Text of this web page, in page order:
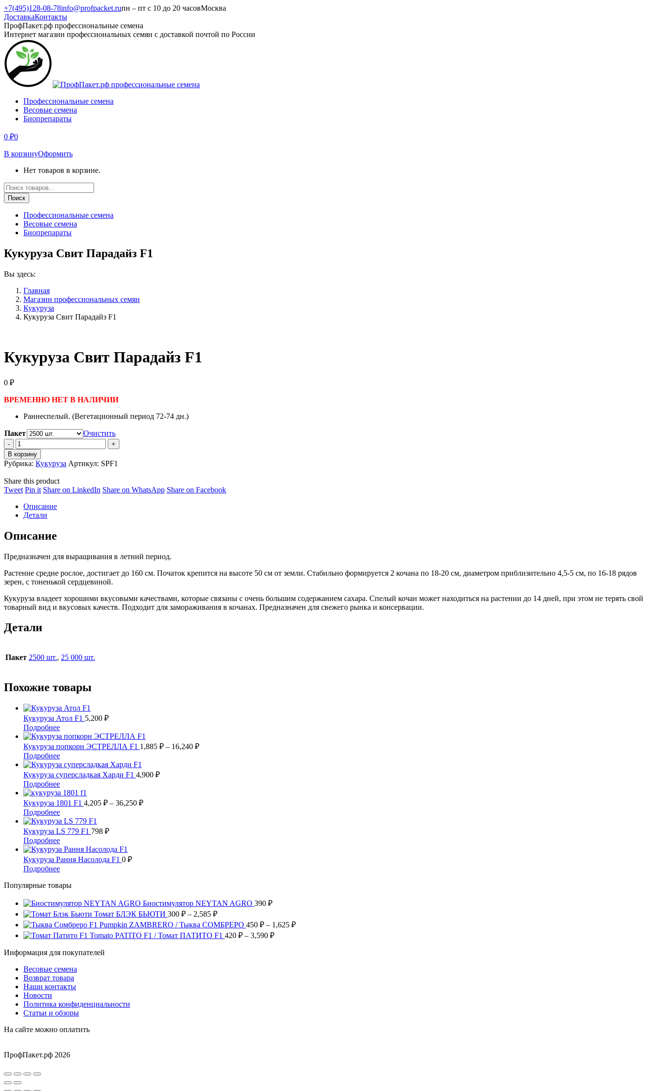
Перейти
к
содержанию
+7(495)128-08-78info@profpacket.ruпн – пт с 10 до 20 часовМосква
ДоставкаКонтакты
Facebook
page
opens
in
new
window
Одноклассники
page
opens
in
new
window
Instagram
page
opens
in
new
window
Вконтакте
page
opens
in
new
window
Viber
page
opens
in
new
window
Whatsapp
page
opens
in
new
window
ПрофПакет.рф профессиональные семена
Интернет магазин профессиональных семян с доставкой почтой по России
Профессиональные семена
Весовые семена
Биопрепараты
0 ₽0
В корзинуОформить
Нет товаров в корзине.
Поиск
товаров
Поиск
Профессиональные семена
Весовые семена
Биопрепараты
Кукуруза Свит Парадайз F1
Вы здесь:
Главная
Магазин профессиональных семян
Кукуруза
Кукуруза Свит Парадайз F1
Кукуруза Свит Парадайз F1
0 ₽
ВРЕМЕННО НЕТ В НАЛИЧИИ
Раннеспелый. (Вегетационный период 72-74 дн.)
Пакет
Очистить
Кукуруза
Свит
Парадайз
F1
quantity
В корзину
Рубрика: Кукуруза Артикул: SPF1
Share this product
TweetShare
Twitter
Pin itShare
Pinterest
Share on LinkedIn Share
Share on WhatsAppShare
Share on FacebookShare
Описание
Детали
Описание
Предназначен для выращивания в летний период.
Растение средне рослое, достигает до 160 см. Початок крепится на высоте 50 см от земли. Стабильно формируется 2 кочана по 18-20 см, диаметром приблизительно 4,5-5 см, по 16-18 рядов
зерен, с тоненькой сердцевиной.
Кукуруза владеет хорошими вкусовыми качествами, которые связаны с очень большим содержанием сахара. Спелый кочан может находиться на растении до 14 дней, при этом не терять свой
товарный вид и вкусовых качеств. Подходит для замораживания в кочанах. Предназначен для свежего рынка и консервации.
Детали
Пакет 2500 шт., 25 000 шт.
Похожие товары
Кукуруза Атол F1 5,200 ₽
ПодробнееЭтот
товар
имеет
несколько
вариаций.
Опции
можно
выбрать
на
странице
товара.
Кукуруза попкорн ЭСТРЕЛЛА F1 1,885 ₽ – 16,240 ₽Диапазон
ПодробнееЭтот
товар
имеет
несколько
вариаций.
Опции
можно
выбрать
на
странице
товара.
Кукуруза суперсладкая Харди F1 4,900 ₽
ПодробнееЭтот
товар
имеет
несколько
вариаций.
Опции
можно
выбрать
на
странице
товара.
Кукуруза 1801 F1 4,205 ₽ – 36,250 ₽Диапазон
ПодробнееЭтот
товар
имеет
несколько
вариаций.
Опции
можно
выбрать
странице
Кукуруза LS 779 F1 798 ₽
ПодробнееЭтот
товар
имеет
несколько
вариаций.
Опции
выбрать
на
странице
товара.
Кукуруза Рання Насолода F1 0 ₽
ПодробнееЭтот
имеет
вариаций.
Опции
можно
выбрать
на
товара.
Популярные товары
Биостимулятор NEYTAN AGRO 390 ₽
Томат БЛЭК БЬЮТИ 300 ₽ – 2,585 ₽Диапазон
цен:
300 ₽
–
Pumpkin ZAMBRERO / Тыква СОМБРЕРО 450 ₽ – 1,625 ₽Диапазон
Tomato PATITO F1 / Томат ПАТИТО F1 420 ₽ – 3,590 ₽Диапазон
Информация для покупателей
Весовые семена
Возврат товара
Наши контакты
Новости
Политика конфиденциальности
Статьи и обзоры
На сайте можно оплатить
ПрофПакет.рф 2026
Вверх